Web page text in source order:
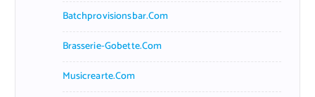
Batchprovisionsbar.com
Brasserie-Gobette.com
Musicrearte.com